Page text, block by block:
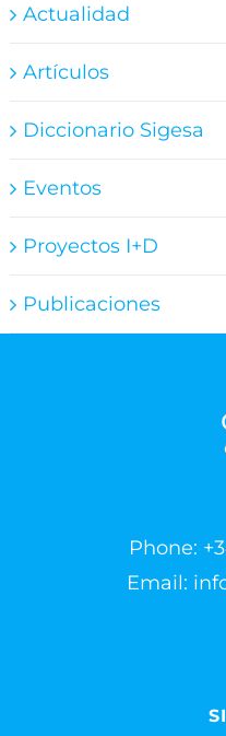
Actualidad
Artículos
Diccionario Sigesa
Eventos
Proyectos I+D
Publicaciones
Phone:
Email: